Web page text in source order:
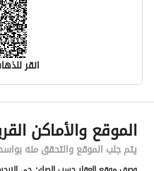
انقر
معلومات مسؤول
اسم المسؤول
الموقع والأماكن
يتم جلب الموقع والتحقق منه